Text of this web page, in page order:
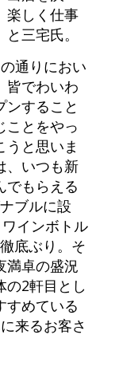
楽しく仕事
三宅氏。
通りにおい
皆でわいわ
ンすること
ことをやっ
うと思いま
、いつも新
でもらえる
ブルに設
インボトル
底ぶり。そ
満卓の盛況
の2軒目とし
すめている
来るお客さ